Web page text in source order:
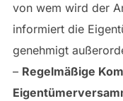
von wem wird der
informiert die
genehmigt
– Regelmäßige